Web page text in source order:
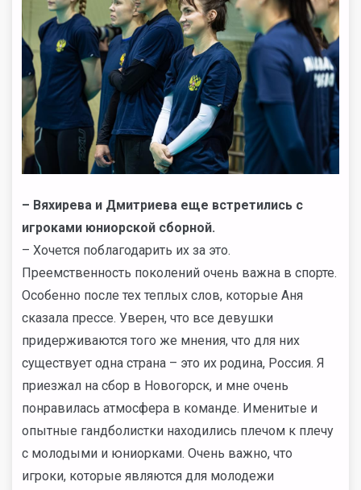
– Вяхирева и Дмитриева еще встретились с
игроками юниорской сборной.
– Хочется поблагодарить их за это.
Преемственность поколений очень важна в спорте.
Особенно после тех теплых слов, которые Аня
сказала прессе. Уверен, что все девушки
придерживаются того же мнения, что для них
существует одна страна – это их родина, Россия. Я
приезжал на сбор в Новогорск, и мне очень
понравилась атмосфера в команде. Именитые и
опытные гандболистки находились плечом к плечу
с молодыми и юниорками. Очень важно, что
игроки, которые являются для молодежи